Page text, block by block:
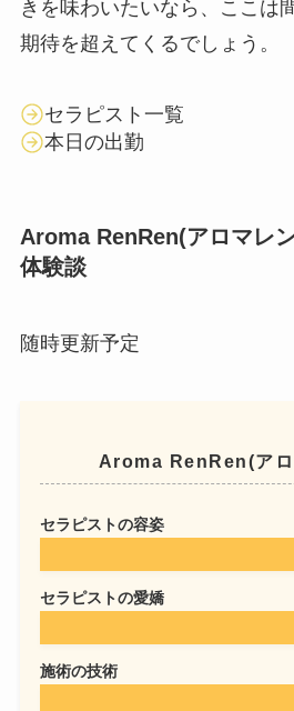
きを味わいたいなら、ここは
期待を超えてくるでしょう。
セラピスト一覧
本日の出勤
Aroma RenRen(アロマレ
体験談
随時更新予定
Aroma RenRen(アロ
セラピストの容姿
セラピストの愛嬌
施術の技術